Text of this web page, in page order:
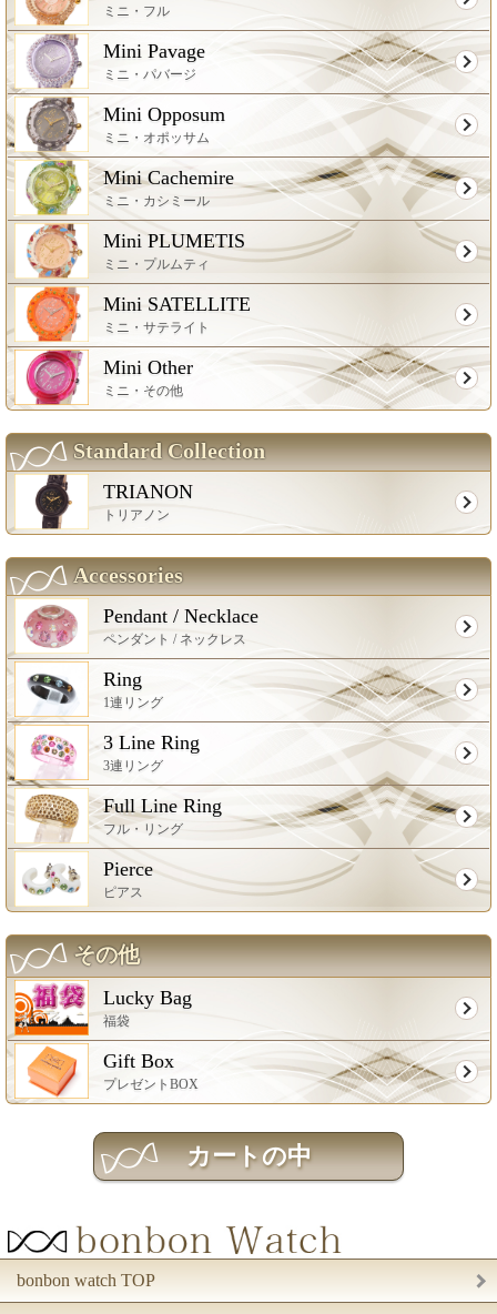
ミニ・フル
Mini Pavage
ミニ・パバージ
Mini Opposum
ミニ・オポッサム
Mini Cachemire
ミニ・カシミール
Mini PLUMETIS
ミニ・プルムティ
Mini SATELLITE
ミニ・サテライト
Mini Other
ミニ・その他
Standard Collection
TRIANON
トリアノン
Accessories
Pendant / Necklace
ペンダント / ネックレス
Ring
1連リング
3 Line Ring
3連リング
Full Line Ring
フル・リング
Pierce
ピアス
その他
Lucky Bag
福袋
Gift Box
プレゼントBOX
bonbon watch TOP